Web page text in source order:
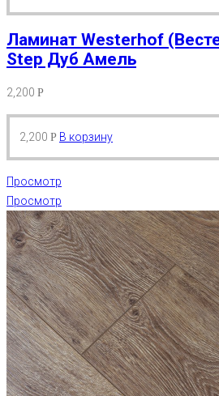
Ламинат Westerhof
Step Дуб Амель
2,200 Р
2,200 Р В корзину
Просмотр
Просмотр